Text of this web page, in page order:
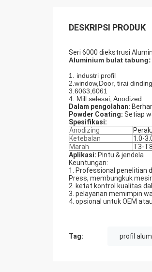
DESKRIPSI PRODUK
Seri 6000 diekstrusi
Aluminium bulat tabung:
1. industri profil
2.window,Door, tirai dinding
3.6063,6061
4. Mill selesai, Anodized
Dalam pengolahan:
Powder Coating: Setiap
Spesifikasi:
Anodizing
Ketebalan
1.0-
Marah
T3-T8
Aplikasi: Pintu & jendela
Keuntungan:
1. Professional penelitian
Press, membungkuk
2. ketat kontrol kualitas
3. pelayanan memimpin
4. opsional untuk OEM
Tag: profil